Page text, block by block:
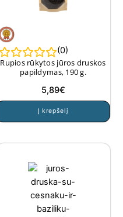
(0)
Rupios rūkytos jūros druskos
papildymas, 190 g.
5,89€
Į krepšelį